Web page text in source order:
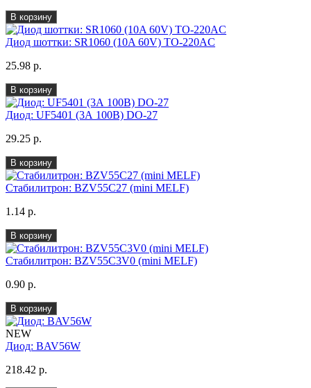
В корзину
Диод шоттки: SR1060 (10A 60V) TO-220AС
25.98 р.
В корзину
Диод: UF5401 (3А 100В) DO-27
29.25 р.
В корзину
Стабилитрон: BZV55C27 (mini MELF)
1.14 р.
В корзину
Стабилитрон: BZV55C3V0 (mini MELF)
0.90 р.
В корзину
NEW
Диод: BAV56W
218.42 р.